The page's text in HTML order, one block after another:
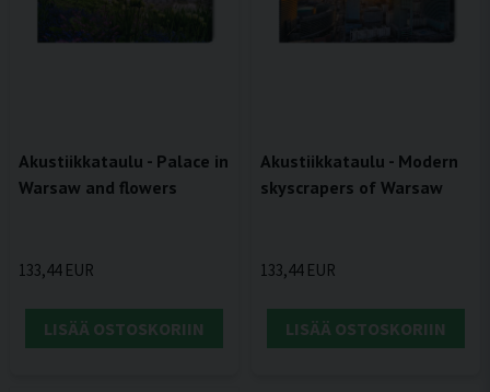
Akustiikkataulu - Palace in
Warsaw and flowers
133,44 EUR
LISÄÄ OSTOSKORIIN
Akustiikkataulu - Modern
skyscrapers of Warsaw
133,44 EUR
LISÄÄ OSTOSKORIIN